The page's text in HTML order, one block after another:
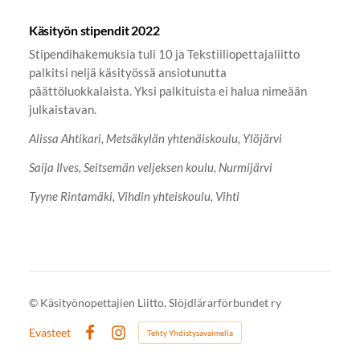
Käsityön stipendit 2022
Stipendihakemuksia tuli 10 ja Tekstiiliopettajaliitto
palkitsi neljä käsityössä ansiotunutta
päättöluokkalaista. Yksi palkituista ei halua nimeään
julkaistavan.
Alissa Ahtikari, Metsäkylän yhtenäiskoulu, Ylöjärvi
Saija Ilves, Seitsemän veljeksen koulu, Nurmijärvi
Tyyne Rintamäki, Vihdin yhteiskoulu, Vihti
© Käsityönopettajien Liitto, Slöjdlärarförbundet ry
Evästeet
Instagram
Tehty Yhdistysavaimella